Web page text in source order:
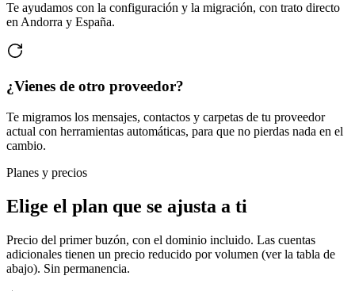
Te ayudamos con la configuración y la migración, con trato directo
en Andorra y España.
¿Vienes de otro proveedor?
Te migramos los mensajes, contactos y carpetas de tu proveedor
actual con herramientas automáticas, para que no pierdas nada en el
cambio.
Planes y precios
Elige el plan que se ajusta a ti
Precio del primer buzón, con el dominio incluido. Las cuentas
adicionales tienen un precio reducido por volumen (ver la tabla de
abajo). Sin permanencia.